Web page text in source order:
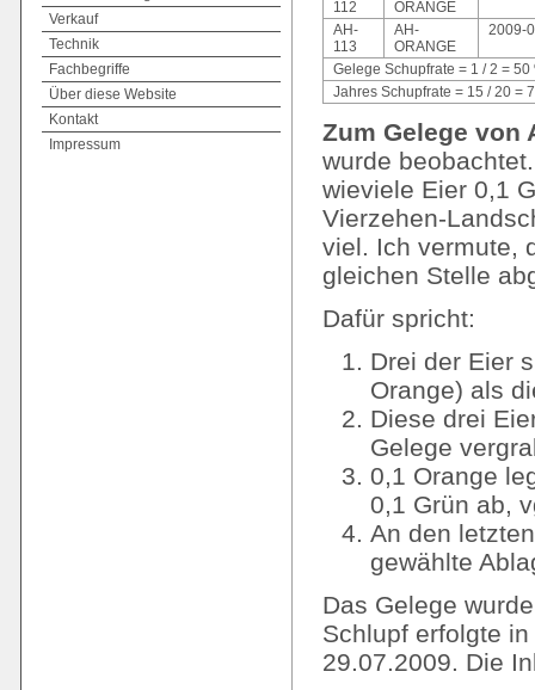
Verkauf
Technik
Fachbegriffe
Über diese Website
Kontakt
Impressum
112
ORANGE
AH-
113
AH-
ORANGE
2009-
Gelege Schupfrate = 1 / 2 = 50
Jahres Schupfrate = 15 / 20 =
Zum Gelege von
wurde
wieviele Eier 0,1
Vierzehen-
viel. Ich vermute,
gleichen Stelle
Dafür spricht:
Drei der Eier
Orange) als
Diese drei
Gelege
0,1 Orange
0,1 Grün ab,
An den
gewählte
Das Gelege
Schlupf erfolgte
29.07.2009. Die